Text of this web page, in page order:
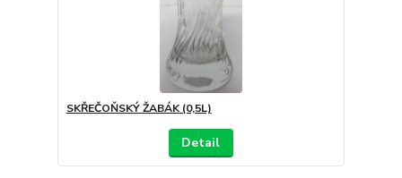
SKŘEČOŇSKÝ ŽABÁK (0,5L)
Detail